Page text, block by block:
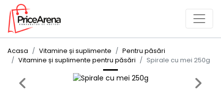
Acasa Vitamine și suplimente
Pentru păsări
Vitamine și suplimente pentru păsări
Spirale cu mei 250g
Previous Next